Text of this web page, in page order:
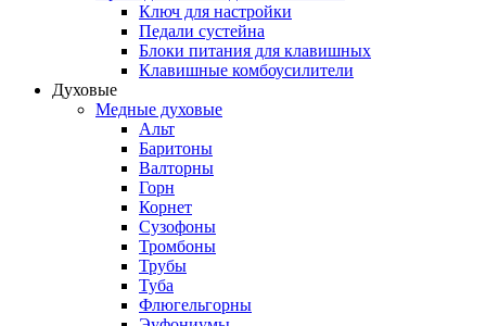
Ключ для настройки
Педали сустейна
Блоки питания для клавишных
Клавишные комбоусилители
Духовые
Медные духовые
Альт
Баритоны
Валторны
Горн
Корнет
Сузофоны
Тромбоны
Трубы
Туба
Флюгельгорны